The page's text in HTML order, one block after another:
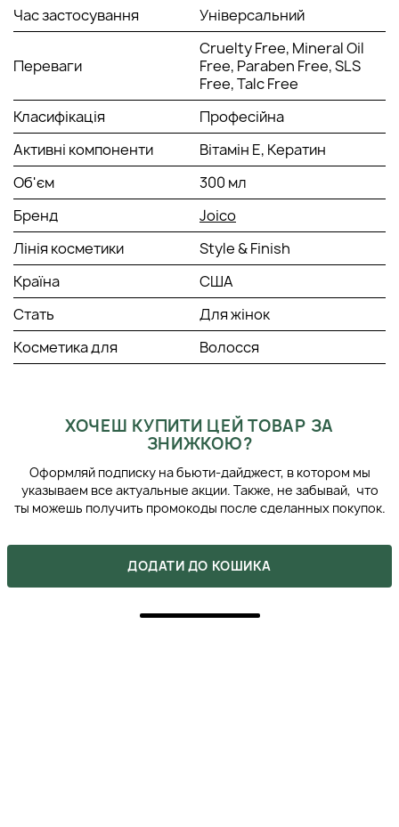
Час застосування
Універсальний
Переваги
Cruelty Free, Mineral Oil
Free, Paraben Free, SLS
Free, Talc Free
Класифікація
Професійна
Активні компоненти
Вітамін Е, Кератин
Об'єм
300 мл
Бренд
Joico
Лінія косметики
Style & Finish
Країна
США
Стать
Для жінок
Косметика для
Волосся
ХОЧЕШ КУПИТИ ЦЕЙ ТОВАР ЗА
ЗНИЖКОЮ?
Оформляй подписку на бьюти-дайджест, в котором мы
указываем все актуальные акции. Также, не забывай, что
ты можешь получить промокоды после сделанных покупок.
ДОДАТИ ДО КОШИКА